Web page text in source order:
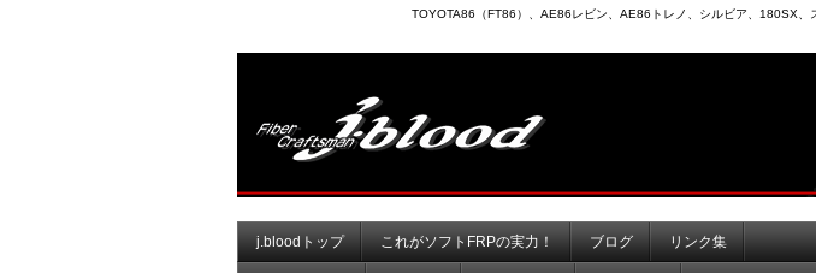
TOYOTA86（FT86）、AE86レビン、AE86トレノ、シルビア、180SX
j.bloodトップ これがソフトFRPの実力！ ブログ リンク集